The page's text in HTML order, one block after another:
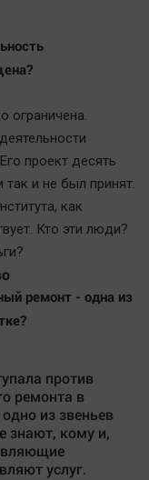
ограничена.
проект десять
и не был принят.
как
Кто эти люди?
ремонт - одна из
против
ремонта в
из звеньев
знают, кому и,
услуг.